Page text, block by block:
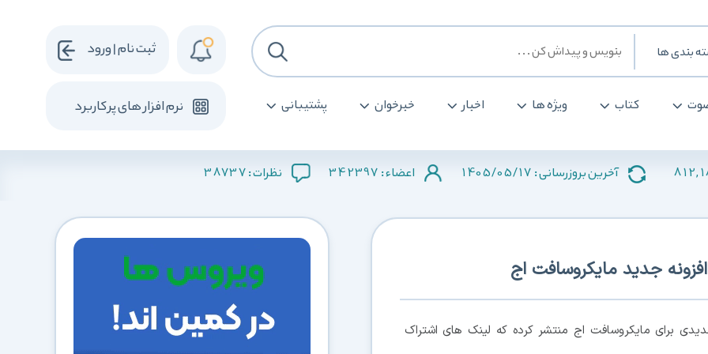
بندی ها
کتاب ویژه ها اخبار خبرخوان پشتیبانی نرم افزار های پرکاربرد
ثبت نام | ورود
آخرین بروزرسانی : 1405/05/17 اعضاء : 342397 نظرات :38737
جدید مایکروسافت اج
برای مایکروسافت اج منتشر کرده که لینک های اشتراک